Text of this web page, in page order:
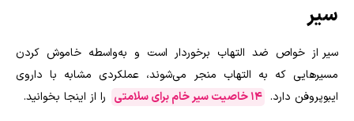
سیر
سیر از خواص ضد التهاب برخوردار است و به‌واسطه خاموش کردن
مسیرهایی که به التهاب منجر می‌شوند، عملکردی مشابه با داروی
ایبوپروفن دارد. ۱۴ خاصیت سیر خام برای سلامتی را از اینجا بخوانید.